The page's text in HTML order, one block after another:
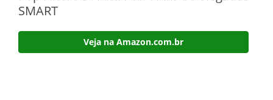
SMART
Veja na Amazon.com.br